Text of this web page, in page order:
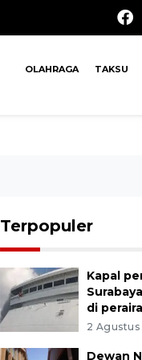
OLAHRAGA TAKSU
Terpopuler
Kapal
di
2 Agustus
Dewan